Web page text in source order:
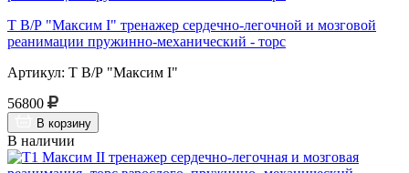
Т В/Р "Максим I" тренажер сердечно-легочной и мозговой
реанимации пружинно-механический - торс
Артикул: Т В/Р "Максим I"
56800
В корзину
В наличии